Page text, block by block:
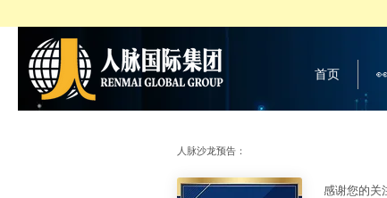
首页
人脉沙龙预告：
感谢您的关